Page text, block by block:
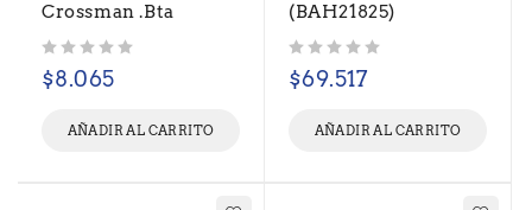
Crossman .Bta
$8.065
AÑADIR AL CARRITO
(BAH21825)
$69.517
AÑADIR AL CARRITO